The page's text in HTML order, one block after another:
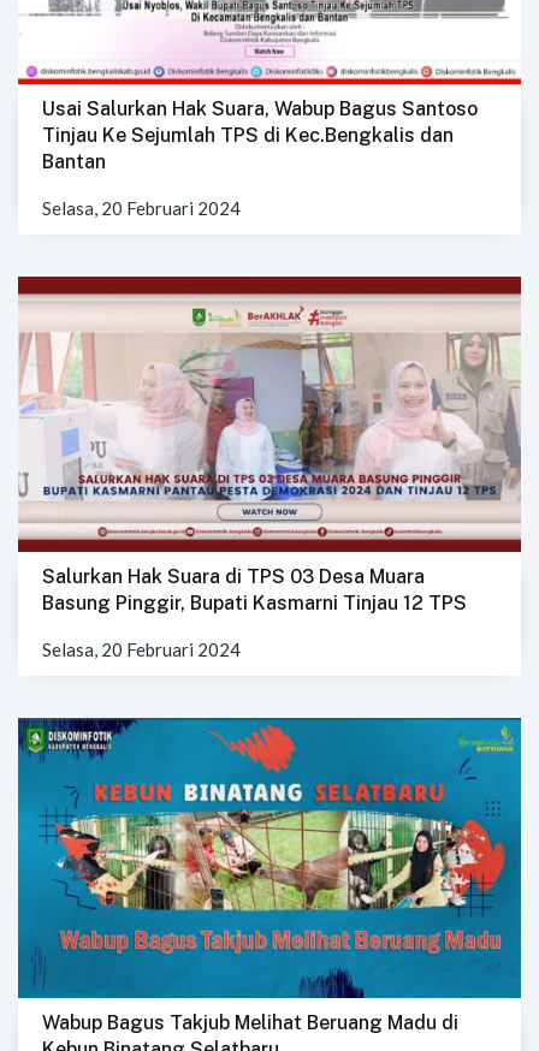
Usai Salurkan Hak Suara, Wabup Bagus Santoso
Tinjau Ke Sejumlah TPS di Kec.Bengkalis dan
Bantan
Selasa, 20 Februari 2024
Salurkan Hak Suara di TPS 03 Desa Muara
Basung Pinggir, Bupati Kasmarni Tinjau 12 TPS
Selasa, 20 Februari 2024
Wabup Bagus Takjub Melihat Beruang Madu di